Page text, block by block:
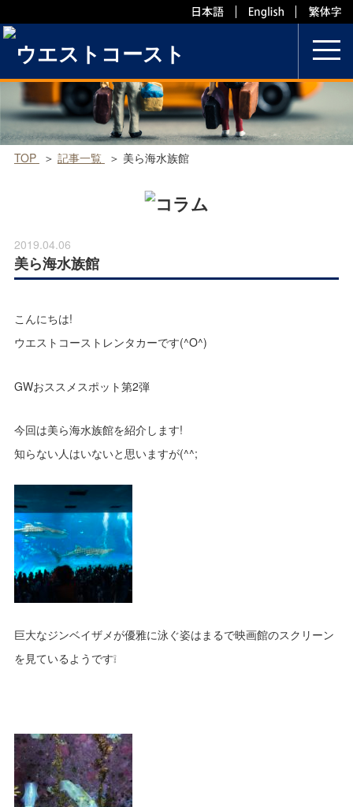
to
content
TOP 記事一覧 美ら海水族館
2019.04.06
美ら海水族館
こんにちは!
ウエストコーストレンタカーです(^O^)
GWおススメスポット第2弾
今回は美ら海水族館を紹介します!
知らない人はいないと思いますが(^^;
巨大なジンベイザメが優雅に泳ぐ姿はまるで映画館のスクリーン
を見ているようです❕